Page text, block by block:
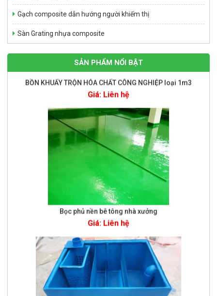
Gạch composite dẫn hướng người khiếm thị
Sàn Grating nhựa composite
SẢN PHẨM NỔI BẬT
BỒN KHUẤY TRỘN HÓA CHẤT CÔNG NGHIỆP loại 1m3
Giá: Liên hệ
Bọc phủ nền bê tông nhà xưởng
Giá: Liên hệ
Bể tách dầu mỡ 250 lít
Giá: Liên hệ